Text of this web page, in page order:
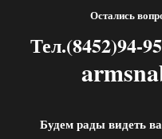
Остались
Тел.(8452)94-
Будем рады видеть